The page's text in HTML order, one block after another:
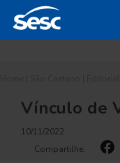
Vínculo de
10/11/2022
Compartilhe: